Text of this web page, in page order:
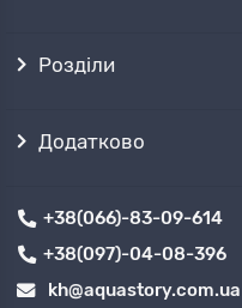
Розділи
Додатково
+38(066)-83-09-614
+38(097)-04-08-396
kh@aquastory.com.ua